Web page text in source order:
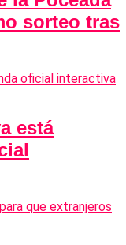
sorteo tras
está